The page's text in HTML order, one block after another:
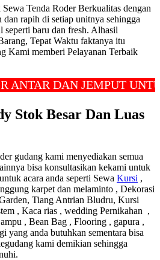
Tenda Roder Berkualitas dengan
rapih di setiap unitnya sehingga
seperti baru dan fresh. Alhasil
Tepat Waktu faktanya itu
Kami memberi Pelayanan Terbaik
DAN JEMPUT UNTUK
Stok Besar Dan Luas
gudang kami menyediakan semua
bisa konsultasikan kekami untuk
acara anda seperti Sewa Kursi ,
karpet dan melaminto , Dekorasi
Tiang Antrian Bludru, Kursi
, Kaca rias , wedding Pernikahan ,
, Bean Bag , Flooring , gapura ,
yang anda butuhkan sementara bisa
kami demikian sehingga